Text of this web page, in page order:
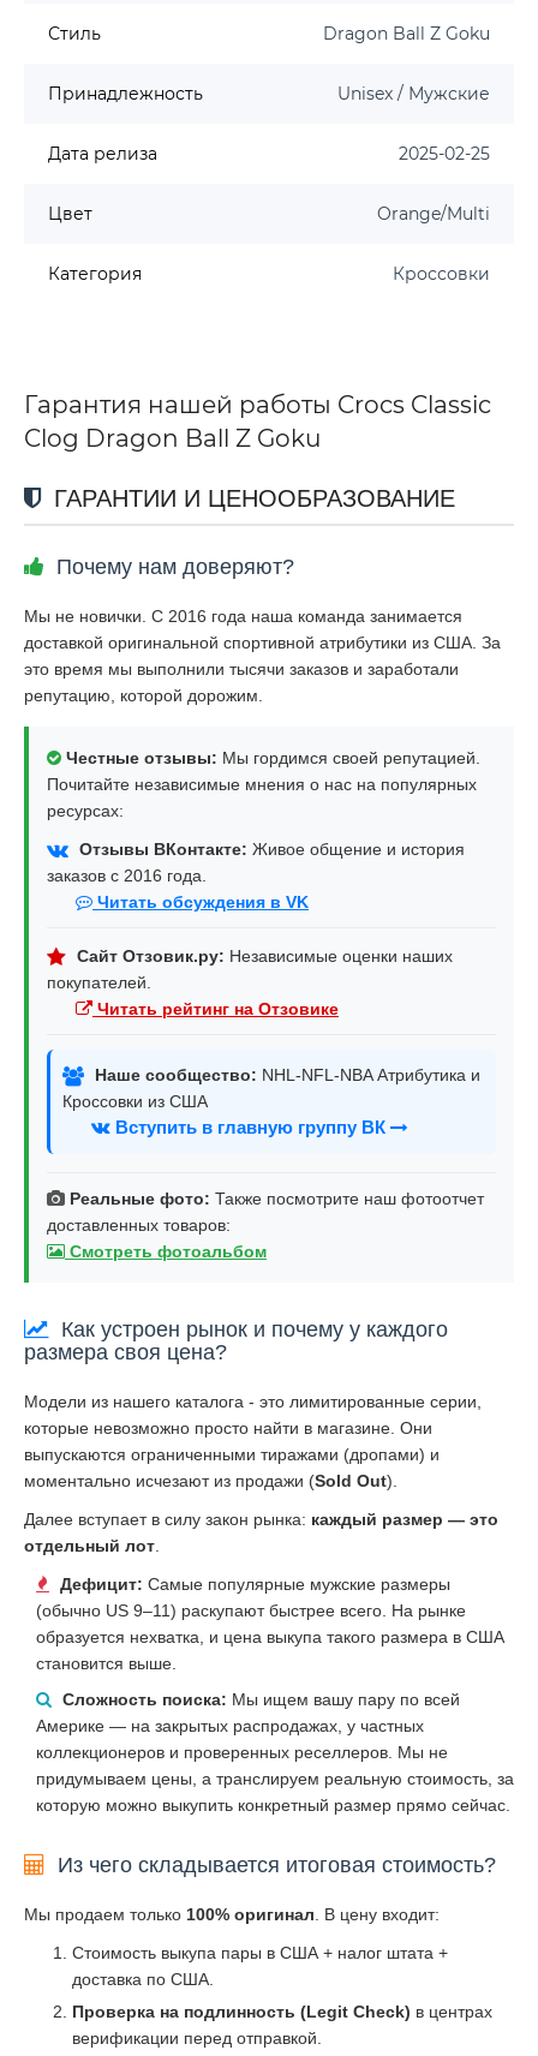
Стиль Dragon Ball Z Goku
Принадлежность Unisex / Мужские
Дата релиза 2025-02-25
Цвет Orange/Multi
Категория Кроссовки
Гарантия нашей работы Crocs Classic
Clog Dragon Ball Z Goku
ГАРАНТИИ И ЦЕНООБРАЗОВАНИЕ
Почему нам доверяют?
Мы не новички. С 2016 года наша команда занимается
доставкой оригинальной спортивной атрибутики из США. За
это время мы выполнили тысячи заказов и заработали
репутацию, которой дорожим.
Честные отзывы: Мы гордимся своей репутацией.
Почитайте независимые мнения о нас на популярных
ресурсах:
Отзывы ВКонтакте: Живое общение и история
заказов с 2016 года.
Читать обсуждения в VK
Сайт Отзовик.ру: Независимые оценки наших
покупателей.
Читать рейтинг на Отзовике
Наше сообщество: NHL-NFL-NBA Атрибутика и
Кроссовки из США
Вступить в главную группу ВК
Реальные фото: Также посмотрите наш фотоотчет
доставленных товаров:
Смотреть фотоальбом
Как устроен рынок и почему у каждого
размера своя цена?
Модели из нашего каталога - это лимитированные серии,
которые невозможно просто найти в магазине. Они
выпускаются ограниченными тиражами (дропами) и
моментально исчезают из продажи (Sold Out).
Далее вступает в силу закон рынка: каждый размер — это
отдельный лот
Дефицит: Самые популярные мужские размеры
(обычно US 9–11) раскупают быстрее всего. На рынке
образуется нехватка, и цена выкупа такого размера в США
становится выше.
Сложность поиска: Мы ищем вашу пару по всей
Америке — на закрытых распродажах, у частных
коллекционеров и проверенных реселлеров. Мы не
придумываем цены, а транслируем реальную стоимость, за
которую можно выкупить конкретный размер прямо сейчас.
Из чего складывается итоговая стоимость?
Мы продаем только 100% оригинал . В цену входит:
Стоимость выкупа пары в США + налог штата +
доставка по США.
Проверка на подлинность (Legit Check) в центрах
верификации перед отправкой.